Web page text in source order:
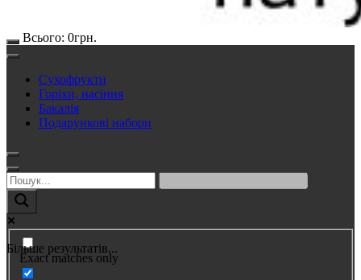
Всього: 0грн.
Сухофрукти
Горіхи, насіння
Бакалія
Подарункові набори
Більше результатів...
Exact matches only